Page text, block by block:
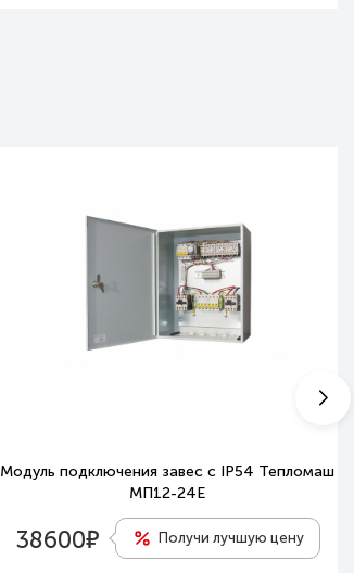
Модуль подключения завес c IP54 Тепломаш
МП12-24Е
38600е Получи лучшую цену